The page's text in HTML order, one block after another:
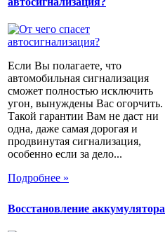
Если Вы полагаете, что
автомобильная сигнализация
сможет полностью исключить
угон, вынуждены Вас огорчить.
Такой гарантии Вам не даст ни
одна, даже самая дорогая и
продвинутая сигнализация,
особенно если за дело...
Подробнее »
Восстановление аккумулятора